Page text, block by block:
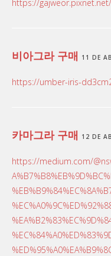
https://
비아그라 구매 11 DE
https://umber-iris-
카마그라 구매 12 DE
https://medium.com/